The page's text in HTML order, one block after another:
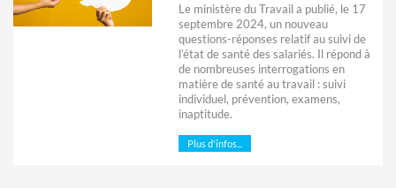
Le ministère du Travail a publié, le 17
septembre 2024, un nouveau
questions-réponses relatif au suivi de
l’état de santé des salariés. Il répond à
de nombreuses interrogations en
matière de santé au travail : suivi
individuel, prévention, examens,
inaptitude.
Plus d'infos...